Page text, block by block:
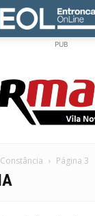
PUB
Constância Página 3